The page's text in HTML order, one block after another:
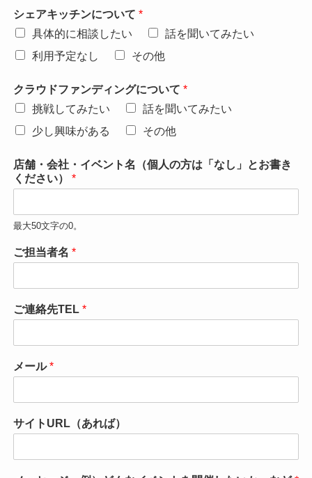
シェアキッチンについて *
具体的に相談したい
話を聞いてみたい
利用予定なし
その他
クラウドファンディングについて *
挑戦してみたい
話を聞いてみたい
少し興味がある
その他
店舗・会社・イベント名（個人の方は「なし」とお書き
ください） *
最大50文字の0。
ご担当者名 *
ご連絡先TEL *
メール*
サイトURL（あれば）